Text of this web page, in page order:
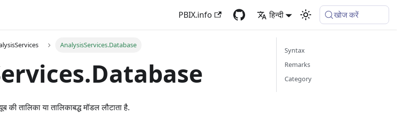
PBIX.info हिन्दी खोज करें
AnalysisServices.Database
तालिका या तालिकाबद्ध मॉडल लौटाता है.
Syntax
Remarks
Category